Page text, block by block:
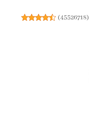
(45526718)